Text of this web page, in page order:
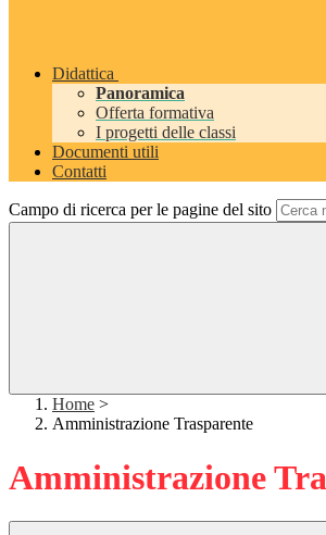
Didattica
Panoramica
Offerta formativa
I progetti delle classi
Documenti utili
Contatti
Campo di ricerca per le pagine del sito
Home >
Amministrazione Trasparente
Amministrazione